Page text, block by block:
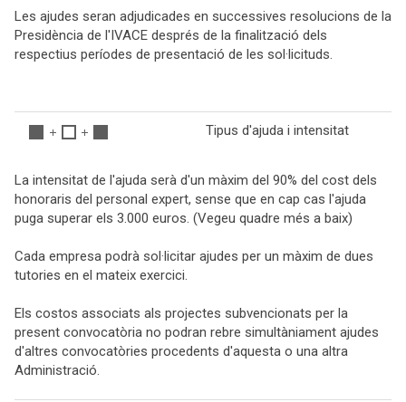
Les ajudes seran adjudicades en successives resolucions de la
Presidència de l'IVACE després de la finalització dels
respectius períodes de presentació de les sol·licituds.
Tipus d'ajuda i intensitat
La intensitat de l'ajuda serà d'un màxim del 90% del cost dels
honoraris del personal expert, sense que en cap cas l'ajuda
puga superar els 3.000 euros. (Vegeu quadre més a baix)
Cada empresa podrà sol·licitar ajudes per un màxim de dues
tutories en el mateix exercici.
Els costos associats als projectes subvencionats per la
present convocatòria no podran rebre simultàniament ajudes
d'altres convocatòries procedents d'aquesta o una altra
Administració.